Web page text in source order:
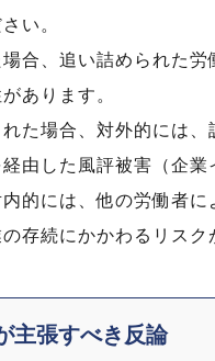
い。
合、追い詰められた労
あります。
た場合、対外的には、
由した風評被害（企業
的には、他の労働者に
存続にかかわるリスク
主張すべき反論